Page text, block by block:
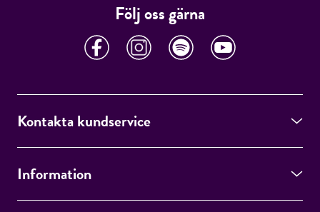
Följ oss gärna
Kontakta kundservice
Information